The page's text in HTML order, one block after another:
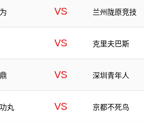
VS 兰州陇原竞技
VS 克里夫巴斯
VS 深圳青年人
丸 VS 京都不死鸟